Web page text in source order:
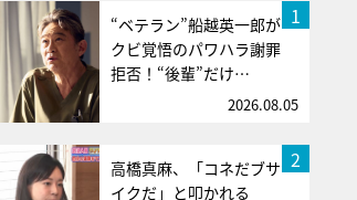
1
“ベテラン”船越英一郎が
クビ覚悟のパワハラ謝罪
拒否！“後輩”だけ…
2026.08.05
2
高橋真麻、「コネだブサ
イクだ」と叩かれる